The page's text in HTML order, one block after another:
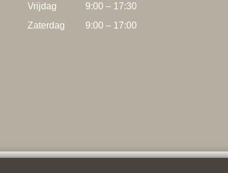
Vrijdag
9:00 – 17:30
Zaterdag
9:00 – 17:00